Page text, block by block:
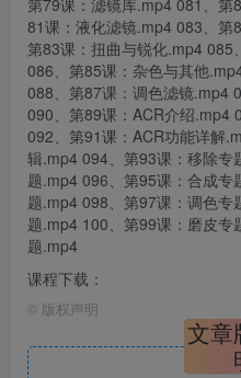
第79课：滤镜库.mp4 081、
81课：液化滤镜.mp4 083、第
第83课：扭曲与锐化.mp4
086、第85课：杂色与其他
088、第87课：调色滤镜.mp4
090、第89课：ACR介绍.mp4
092、第91课：ACR功能详解
辑.mp4 094、第93课：移除
题.mp4 096、第95课：合成
题.mp4 098、第97课：调色
题.mp4 100、第99课：磨皮
题.mp4
课程下载：
© 版权声明
文章